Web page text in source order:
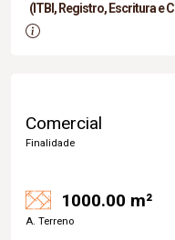
(ITBI, Registro, Escritura e
Comercial
Finalidade
1000.00 m²
A. Terreno